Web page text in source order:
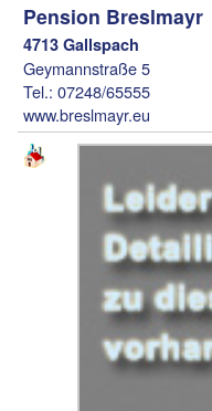
Pension Breslmayr
4713 Gallspach
Geymannstraße 5
Tel.: 07248/65555
www.breslmayr.eu